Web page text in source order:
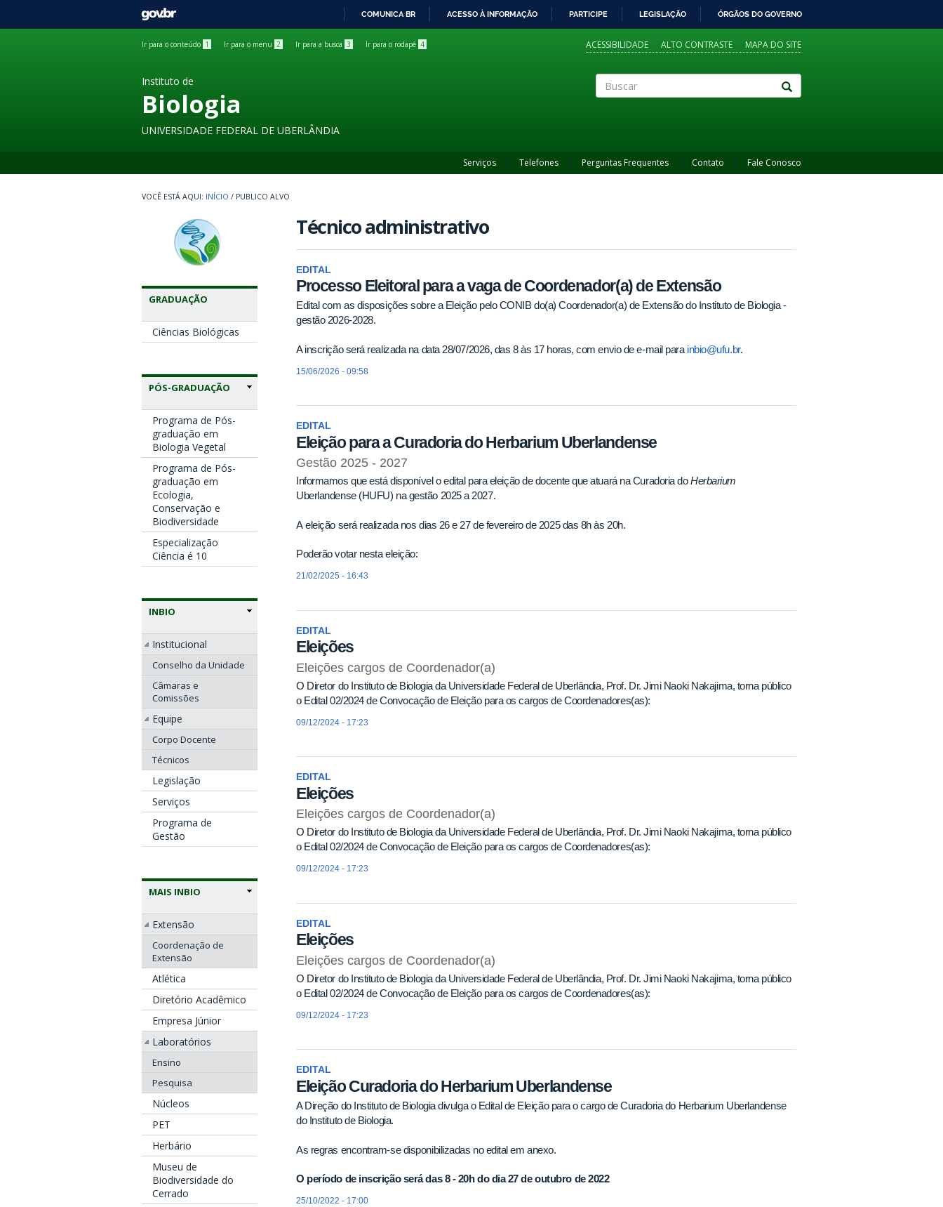
GOVBR
COMUNICA BR ACESSO À INFORMAÇÃO PARTICIPE LEGISLAÇÃO ÓRGÃOS DO GOVERNO
Ir para o conteúdo 1 Ir para o menu 2 Ir para a busca 3 Ir para o rodapé 4 ACESSIBILIDADE ALTO CONTRASTE MAPA DO SITE
Instituto de
Biologia
UNIVERSIDADE FEDERAL DE UBERLÂNDIA
Serviços Telefones Perguntas Frequentes Contato Fale Conosco
INÍCIO / PUBLICO ALVO
GRADUAÇÃO
Ciências Biológicas
PÓS-GRADUAÇÃO
Programa de Pós-
graduação em
Biologia Vegetal
Programa de Pós-
graduação em
Ecologia,
Conservação e
Biodiversidade
Especialização
Ciência é 10
INBIO
Institucional
Conselho da Unidade
Câmaras e
Comissões
Equipe
Corpo Docente
Técnicos
Legislação
Serviços
Programa de
Gestão
MAIS INBIO
Extensão
Coordenação de
Extensão
Atlética
Diretório Acadêmico
Empresa Júnior
Laboratórios
Ensino
Pesquisa
Núcleos
PET
Herbário
Museu de
Biodiversidade do
Cerrado
Técnico administrativo
EDITAL
Processo Eleitoral para a vaga de Coordenador(a) de Extensão
Edital com as disposições sobre a Eleição pelo CONIB do(a) Coordenador(a) de Extensão do Instituto de Biologia -
gestão 2026-2028.
A inscrição será realizada na data 28/07/2026, das 8 às 17 horas, com envio de e-mail para inbio@ufu.br.
15/06/2026 - 09:58
EDITAL
Eleição para a Curadoria do Herbarium Uberlandense
Gestão 2025 - 2027
Informamos que está disponível o edital para eleição de docente que atuará na Curadoria doHerbarium
Uberlandense (HUFU) na gestão 2025 a 2027.
A eleição será realizada nos dias 26 e 27 de fevereiro de 2025 das 8h às 20h.
Poderão votar nesta eleição:
21/02/2025 - 16:43
EDITAL
Eleições
Eleições cargos de Coordenador(a)
O Diretor do Instituto de Biologia da Universidade Federal de Uberlândia, Prof. Dr. Jimi Naoki Nakajima, torna público
o Edital 02/2024 de Convocação de Eleição para os cargos de Coordenadores(as):
09/12/2024 - 17:23
EDITAL
Eleições
Eleições cargos de Coordenador(a)
O Diretor do Instituto de Biologia da Universidade Federal de Uberlândia, Prof. Dr. Jimi Naoki Nakajima, torna público
o Edital 02/2024 de Convocação de Eleição para os cargos de Coordenadores(as):
09/12/2024 - 17:23
EDITAL
Eleições
Eleições cargos de Coordenador(a)
O Diretor do Instituto de Biologia da Universidade Federal de Uberlândia, Prof. Dr. Jimi Naoki Nakajima, torna público
o Edital 02/2024 de Convocação de Eleição para os cargos de Coordenadores(as):
09/12/2024 - 17:23
EDITAL
Eleição Curadoria do Herbarium Uberlandense
A Direção do Instituto de Biologia divulga o Edital de Eleição para o cargo de Curadoria do Herbarium Uberlandense
do Instituto de Biologia.
As regras encontram-se disponibilizadas no edital em anexo.
O período de inscrição será das 8 - 20h do dia 27 de outubro de 2022
25/10/2022 - 17:00